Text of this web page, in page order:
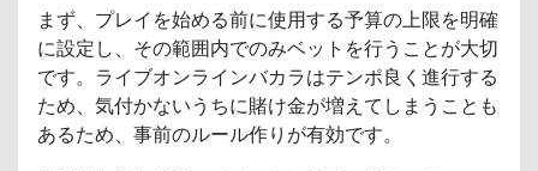
まず、プレイを始める前に使用する予算の上限を明確
に設定し、その範囲内でのみベットを行うことが大切
です。ライブオンラインバカラはテンポ良く進行する
ため、気付かないうちに賭け金が増えてしまうことも
あるため、事前のルール作りが有効です。